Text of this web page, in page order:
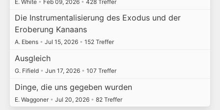
E. White • Feb 09, 2026 • 428 Treffer
Die Instrumentalisierung des Exodus und der
Eroberung Kanaans
A. Ebens • Jul 15, 2026 • 152 Treffer
Ausgleich
G. Fifield • Jun 17, 2026 • 107 Treffer
Dinge, die uns gegeben wurden
E. Waggoner • Jul 20, 2026 • 82 Treffer